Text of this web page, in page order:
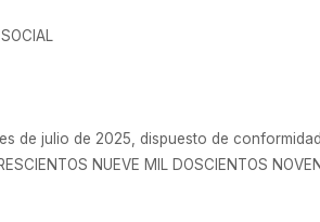
de julio de 2025, dispuesto de
NUEVE MIL DOSCIENTOS